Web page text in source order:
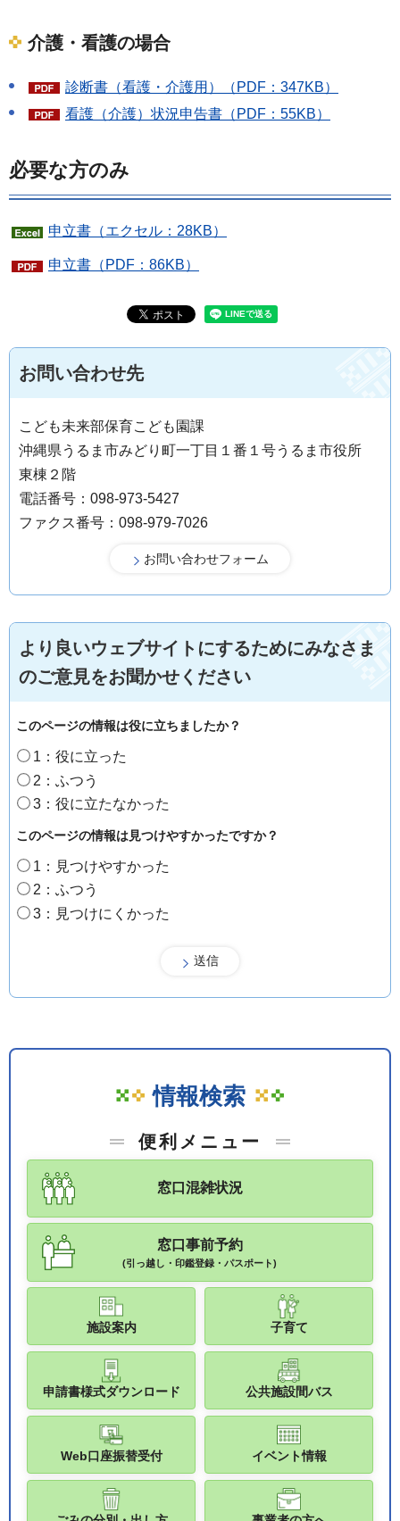
介護・看護の場合
診断書（看護・介護用）（PDF：347KB）
看護（介護）状況申告書（PDF：55KB）
必要な方のみ
申立書（エクセル：28KB）
申立書（PDF：86KB）
お問い合わせ先
こども未来部保育こども園課
沖縄県うるま市みどり町一丁目１番１号うるま市役所
東棟２階
電話番号：098-973-5427
ファクス番号：098-979-7026
より良いウェブサイトにするためにみなさま
のご意見をお聞かせください
このページの情報は役に立ちましたか？
1：役に立った
2：ふつう
3：役に立たなかった
このページの情報は見つけやすかったですか？
1：見つけやすかった
2：ふつう
3：見つけにくかった
情報検索
便利メニュー
窓口混雑状況
窓口事前予約
(引っ越し・印鑑登録・パスポート)
施設案内 子育て
申請書様式ダウンロード 公共施設間バス
Web口座振替受付 イベント情報